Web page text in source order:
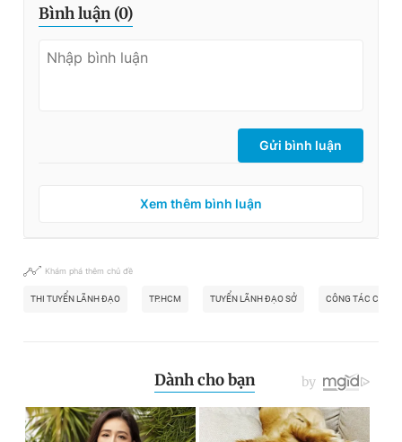
Bình luận (0)
Gửi bình luận
Xem thêm bình luận
Khám phá thêm chủ đề
THI TUYỂN LÃNH ĐẠO TP.HCM TUYỂN LÃNH ĐẠO SỞ CÔNG TÁC CÁN